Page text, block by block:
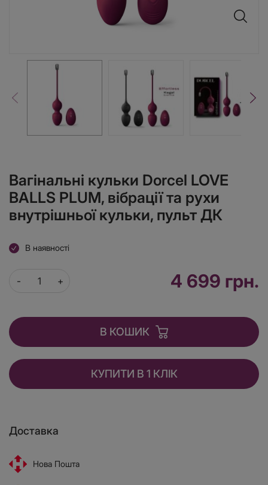
Вагінальні кульки Dorcel LOVE
BALLS PLUM, вібрації та рухи
внутрішньої кульки, пульт ДК
В наявності
4 699 грн.
В КОШИК
КУПИТИ В 1 КЛІК
Доставка
Нова Пошта